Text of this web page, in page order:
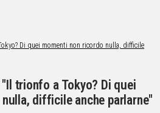
trionfo a Tokyo? Di quei
difficile anche parlarne"